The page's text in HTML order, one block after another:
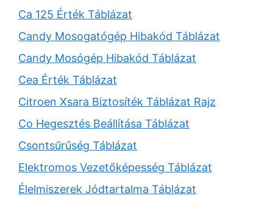
Ca 125 Érték Táblázat
Candy Mosogatógép Hibakód Táblázat
Candy Mosógép Hibakód Táblázat
Cea Érték Táblázat
Citroen Xsara Biztosíték Táblázat Rajz
Co Hegesztés Beállítása Táblázat
Csontsűrűség Táblázat
Elektromos Vezetőképesség Táblázat
Élelmiszerek Jódtartalma Táblázat